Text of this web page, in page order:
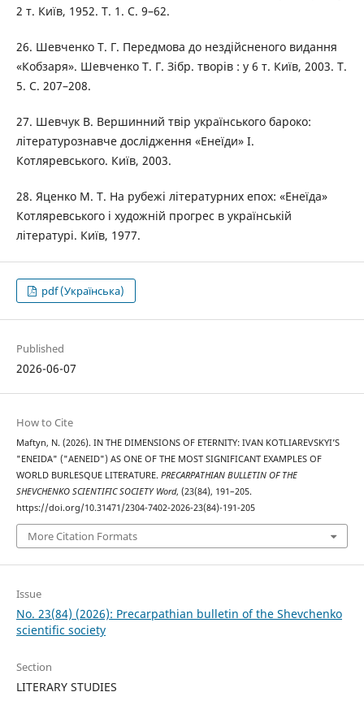
2 т. Київ, 1952. Т. 1. С. 9–62.
26. Шевченко Т. Г. Передмова до нездійсненого видання
«Кобзаря». Шевченко Т. Г. Зібр. творів : у 6 т. Київ, 2003. Т.
5. С. 207–208.
27. Шевчук В. Вершинний твір українського бароко:
літературознавче дослідження «Енеїди» І.
Котляревського. Київ, 2003.
28. Яценко М. Т. На рубежі літературних епох: «Енеїда»
Котляревського і художній прогрес в українській
літературі. Київ, 1977.
pdf (Українська)
Published
2026-06-07
How to Cite
Maftyn, N. (2026). IN THE DIMENSIONS OF ETERNITY: IVAN KOTLIAREVSKYI’S
"ENEIDA" ("AENEID") AS ONE OF THE MOST SIGNIFICANT EXAMPLES OF
WORLD BURLESQUE LITERATURE. PRECARPATHIAN BULLETIN OF THE
SHEVCHENKO SCIENTIFIC SOCIETY Word, (23(84), 191–205.
https://doi.org/10.31471/2304-7402-2026-23(84)-191-205
More Citation Formats
Issue
No. 23(84) (2026): Precarpathian bulletin of the Shevchenko
scientific society
Section
LITERARY STUDIES